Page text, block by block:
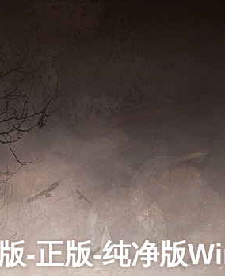
-正版-纯净版